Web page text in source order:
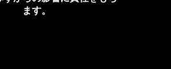
ます。